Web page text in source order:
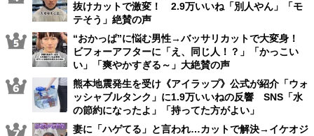
抜けカットで激変！ 2.9万いいね「別人やん」「モ
テそう」絶賛の声
“おかっぱ”に悩む男性→バッサリカットで大変身！
ビフォーアフターに「え、同じ人！？」「かっこい
い」「爽やかすぎる～」大絶賛の声
熊本地震発生を受け《アイラップ》公式が紹介「ウォ
ッシャブルタンク」に1.9万いいねの反響 SNS「水
の節約になったよ」「持ってた方がよい」
妻に「ハゲてる」と言われ…カットで解決→イケオジ